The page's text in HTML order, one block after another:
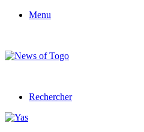
Menu
Rechercher